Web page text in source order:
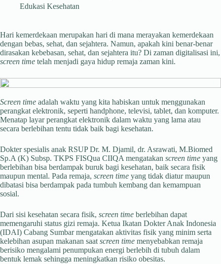
Edukasi Kesehatan
Hari kemerdekaan merupakan hari di mana merayakan kemerdekaan
dengan bebas, sehat, dan sejahtera. Namun, apakah kini benar-benar
dirasakan kebebasan, sehat, dan sejahtera itu? Di zaman digitalisasi ini,
screen time telah menjadi gaya hidup remaja zaman kini.
Screen time adalah waktu yang kita habiskan untuk menggunakan
perangkat elektronik, seperti handphone, televisi, tablet, dan komputer.
Menatap layar perangkat elektronik dalam waktu yang lama atau
secara berlebihan tentu tidak baik bagi kesehatan.
Dokter spesialis anak RSUP Dr. M. Djamil, dr. Asrawati, M.Biomed
Sp.A (K) Subsp. TKPS FISQua CIIQA mengatakan screen time yang
berlebihan bisa berdampak buruk bagi kesehatan, baik secara fisik
maupun mental. Pada remaja, screen time yang tidak diatur maupun
dibatasi bisa berdampak pada tumbuh kembang dan kemampuan
sosial.
Dari sisi kesehatan secara fisik, screen time berlebihan dapat
memengaruhi status gizi remaja. Ketua Ikatan Dokter Anak Indonesia
(IDAI) Cabang Sumbar mengatakan aktivitas fisik yang minim serta
kelebihan asupan makanan saat screen time menyebabkan remaja
berisiko mengalami penumpukan energi berlebih di tubuh dalam
bentuk lemak sehingga meningkatkan risiko obesitas.